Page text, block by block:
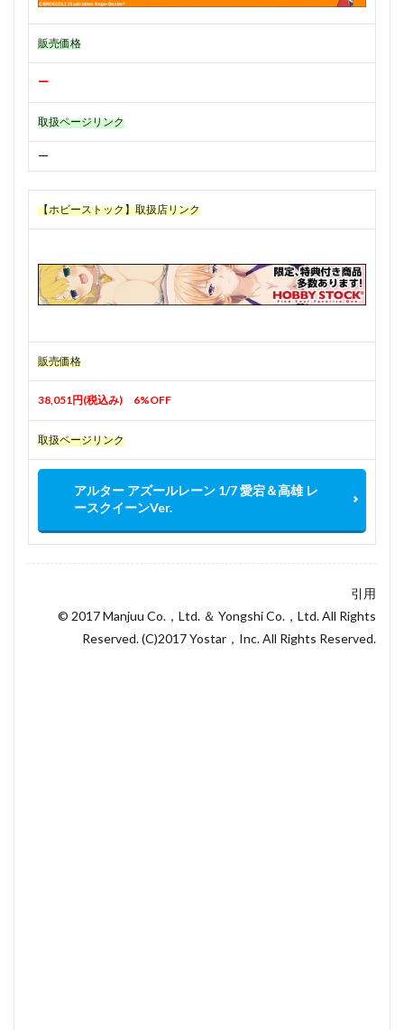
販売価格
ー
取扱ページリンク
ー
【ホビーストック】取扱店リンク
販売価格
38,051円(税込み) 6%OFF
取扱ページリンク
アルター アズールレーン 1/7 愛宕＆高雄 レ
ースクイーンVer.
引用
© 2017 Manjuu Co.，Ltd. ＆ Yongshi Co.，Ltd. All Rights
Reserved. (C)2017 Yostar，Inc. All Rights Reserved.